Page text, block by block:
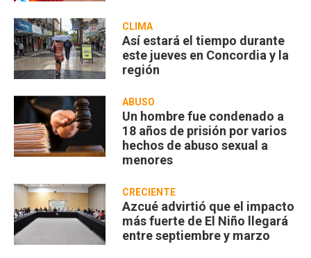
CLIMA
Así estará el tiempo durante
este jueves en Concordia y la
región
ABUSO
Un hombre fue condenado a
18 años de prisión por varios
hechos de abuso sexual a
menores
CRECIENTE
Azcué advirtió que el impacto
más fuerte de El Niño llegará
entre septiembre y marzo